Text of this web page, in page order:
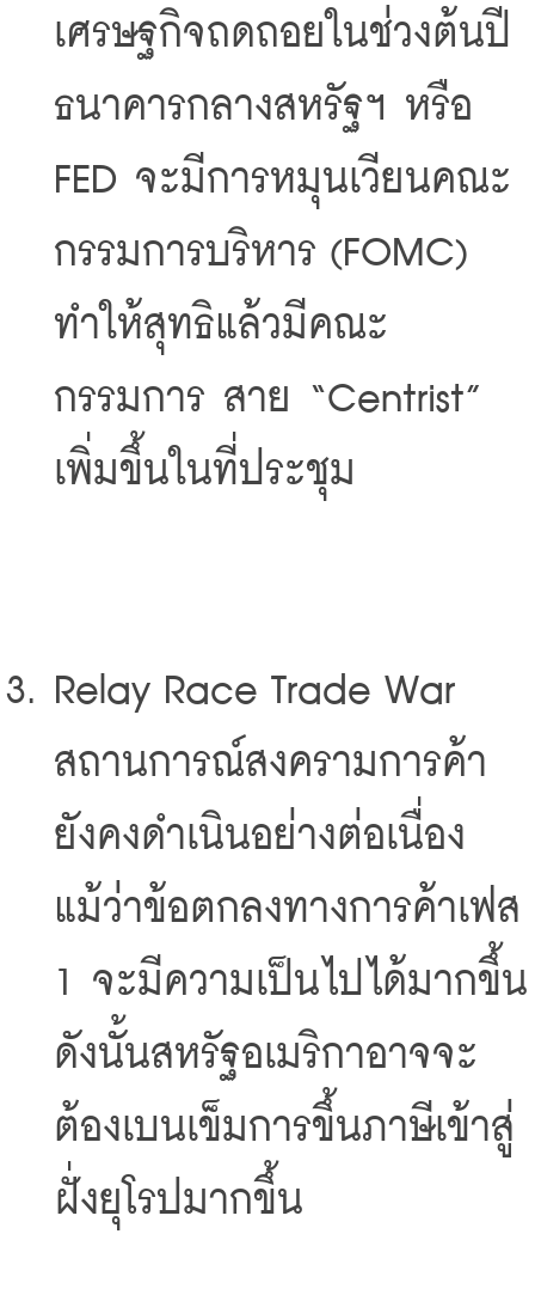
เศรษฐกิจถดถอยในช่วงต้นปี
ธนาคารกลางสหรัฐฯ หรือ
FED จะมีการหมุนเวียนคณะ
กรรมการบริหาร (FOMC)
ทำให้สุทธิแล้วมีคณะ
กรรมการ สาย “Centrist”
เพิ่มขึ้นในที่ประชุม
Relay Race Trade War
สถานการณ์สงครามการค้า
ยังคงดำเนินอย่างต่อเนื่อง
แม้ว่าข้อตกลงทางการค้าเฟส
1 จะมีความเป็นไปได้มากขึ้น
ดังนั้นสหรัฐอเมริกาอาจจะ
ต้องเบนเข็มการขึ้นภาษีเข้าสู่
ฝั่งยุโรปมากขึ้น